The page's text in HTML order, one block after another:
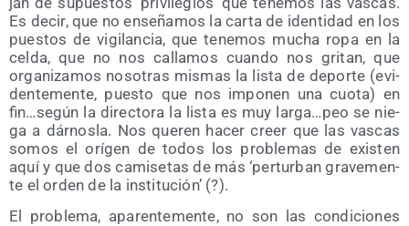
Es decir, que no ense­ña­mos la car­ta de iden­ti­dad en los
pues­tos de vigi­lan­cia, que tene­mos mucha ropa en la
cel­da, que no nos calla­mos cuan­do nos gri­tan, que
orga­ni­za­mos noso­tras mis­mas la lis­ta de depor­te (evi­
den­te­men­te, pues­to que nos impo­nen una cuo­ta) en
fin…según la direc­to­ra la lis­ta es muy larga…peo se nie­
ga a dár­nos­la. Nos que­ren hacer creer que las vas­cas
somos el orí­gen de todos los pro­ble­mas de exis­ten
aquí y que dos cami­se­tas de más ‘per­tur­ban gra­ve­men­
te el orden de la institución’ (?).
El pro­ble­ma, apa­ren­te­men­te, no son las con­di­cio­nes